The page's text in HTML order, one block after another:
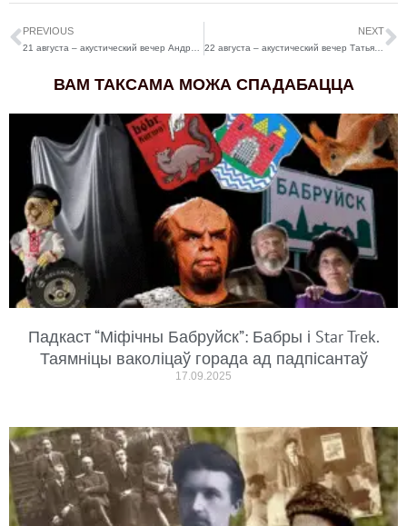
PREVIOUS NEXT
22 августа – акустический вечер Татьяны Соловьевой и проекта “Папараць”
ВАМ ТАКСАМА МОЖА СПАДАБАЦЦА
Падкаст “Міфічны Бабруйск”: Бабры і Star Trek.
Таямніцы ваколіцаў горада ад падпісантаў
17.09.2025